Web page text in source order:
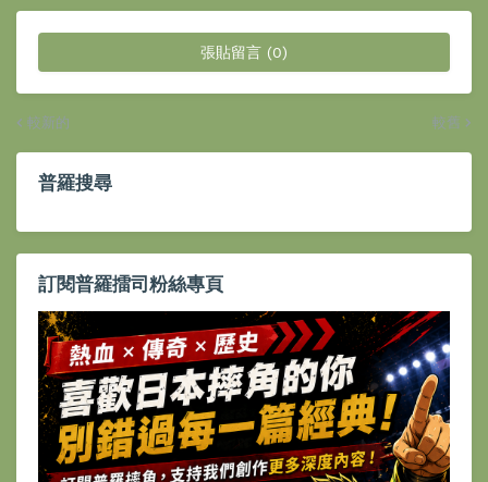
張貼留言 (0)
較新的 較舊
普羅搜尋
訂閱普羅擂司粉絲專頁